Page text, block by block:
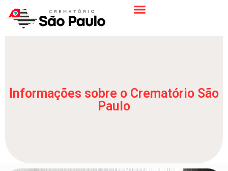
Informações sobre o Crematório São
Paulo